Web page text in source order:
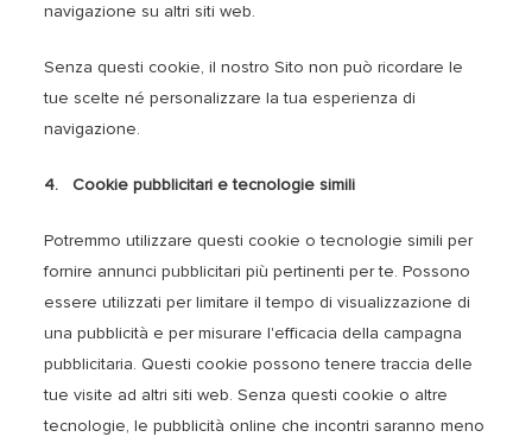
navigazione su altri siti web.
Senza questi cookie, il nostro Sito non può ricordare le
tue scelte né personalizzare la tua esperienza di
navigazione.
4. Cookie pubblicitari e tecnologie simili
Potremmo utilizzare questi cookie o tecnologie simili per
fornire annunci pubblicitari più pertinenti per te. Possono
essere utilizzati per limitare il tempo di visualizzazione di
una pubblicità e per misurare l'efficacia della campagna
pubblicitaria. Questi cookie possono tenere traccia delle
tue visite ad altri siti web. Senza questi cookie o altre
tecnologie, le pubblicità online che incontri saranno meno